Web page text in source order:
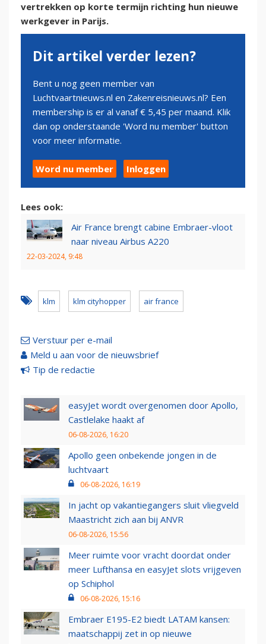
vertrekken op korte termijn richting hun nieuwe
werkgever in Parijs.
Dit artikel verder lezen?
Bent u nog geen member van
Luchtvaartnieuws.nl en Zakenreisnieuws.nl? Een
membership is er al vanaf € 5,45 per maand. Klik
dan op onderstaande 'Word nu member' button
voor meer informatie.
Word nu member Inloggen
Lees ook:
Air France brengt cabine Embraer-vloot
naar niveau Airbus A220
22-03-2024, 9:48
klm klm cityhopper air france
Verstuur per e-mail
Meld u aan voor de nieuwsbrief
Tip de redactie
easyJet wordt overgenomen door Apollo,
Castlelake haakt af
06-08-2026, 16:20
Apollo geen onbekende jongen in de
luchtvaart
06-08-2026, 16:19
In jacht op vakantiegangers sluit vliegveld
Maastricht zich aan bij ANVR
06-08-2026, 15:56
Meer ruimte voor vracht doordat onder
meer Lufthansa en easyJet slots vrijgeven
op Schiphol
06-08-2026, 15:16
Embraer E195-E2 biedt LATAM kansen:
maatschappij zet in op nieuwe